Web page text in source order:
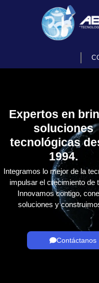
Expertos en
soluciones
tecnológicas
1994.
Integramos lo mejor de la
impulsar el crecimiento de
Innovamos contigo,
soluciones y
Contáctanos